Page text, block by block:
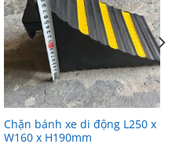
Chặn bánh xe di động L250 x
W160 x H190mm